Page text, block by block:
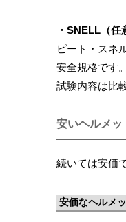
・SNELL（任
ピート・スネ
安全規格です。
試験内容は比
安いヘルメッ
続いては安価
安価なヘルメ